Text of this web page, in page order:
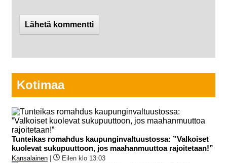
Kotimaa
Tunteikas romahdus kaupunginvaltuustossa: ”Valkoiset
kuolevat sukupuuttoon, jos maahanmuuttoa rajoitetaan!”
Kansalainen Eilen klo 13:03